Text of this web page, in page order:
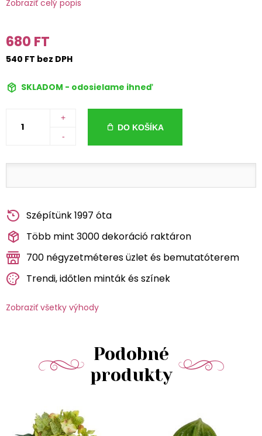
Zobraziť celý popis
680 FT
540 FT bez DPH
SKLADOM - odosielame ihneď
+
-
DO KOŠÍKA
Szépítünk 1997 óta
Több mint 3000 dekoráció raktáron
700 négyzetméteres üzlet és bemutatóterem
Trendi, időtlen minták és színek
Zobraziť všetky výhody
Podobné
produkty